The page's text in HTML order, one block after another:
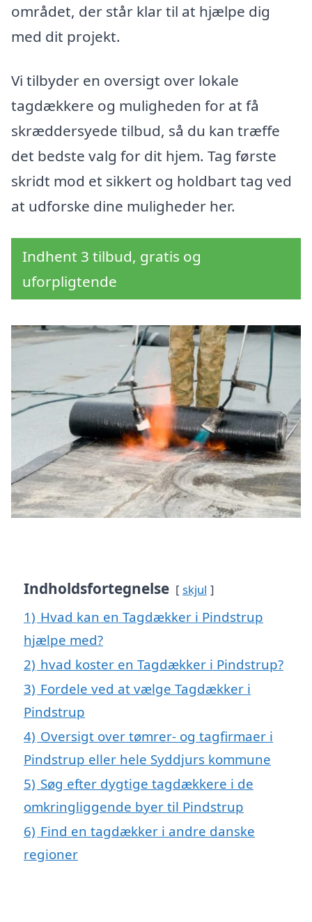
området, der står klar til at hjælpe dig
med dit projekt.
Vi tilbyder en oversigt over lokale
tagdækkere og muligheden for at få
skræddersyede tilbud, så du kan træffe
det bedste valg for dit hjem. Tag første
skridt mod et sikkert og holdbart tag ved
at udforske dine muligheder her.
Indhent 3 tilbud, gratis og
uforpligtende
Indholdsfortegnelse skjul
1) Hvad kan en Tagdækker i Pindstrup
hjælpe med?
2) hvad koster en Tagdækker i Pindstrup?
3) Fordele ved at vælge Tagdækker i
Pindstrup
4) Oversigt over tømrer- og tagfirmaer i
Pindstrup eller hele Syddjurs kommune
5) Søg efter dygtige tagdækkere i de
omkringliggende byer til Pindstrup
6) Find en tagdækker i andre danske
regioner